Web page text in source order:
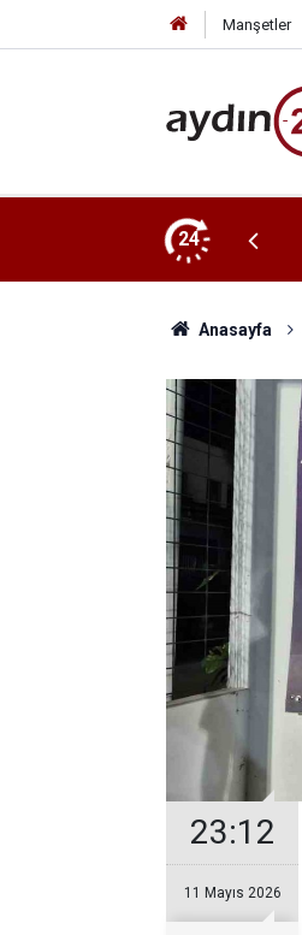
Manşetler
24
son yolculuğuna uğurlandı
Anasayfa
23:12
11 Mayıs 2026